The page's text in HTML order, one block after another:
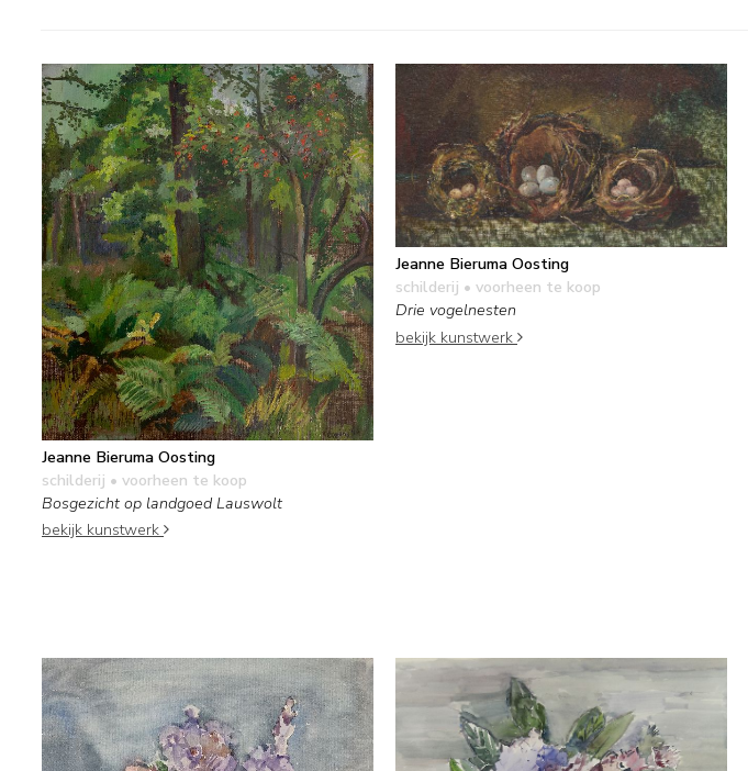
Jeanne Bieruma Oosting
schilderij • voorheen te koop
Bosgezicht op landgoed Lauswolt
bekijk kunstwerk
Jeanne Bieruma Oosting
schilderij • voorheen te koop
Drie vogelnesten
bekijk kunstwerk